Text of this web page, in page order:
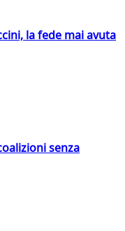
la fede mai avuta
senza